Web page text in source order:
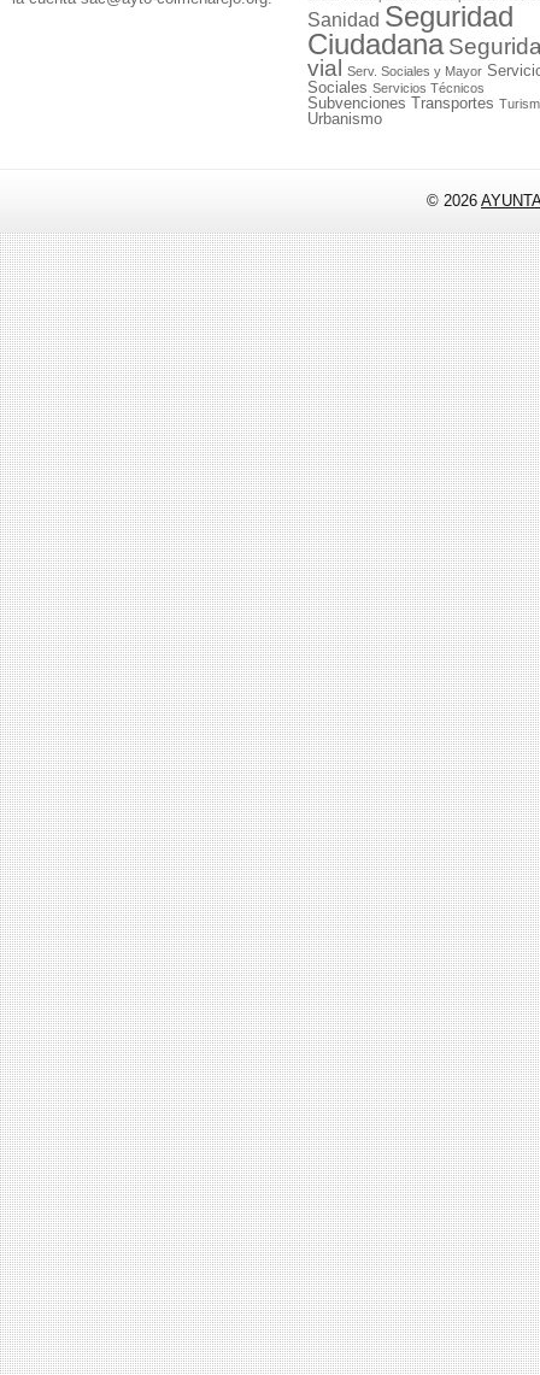
Sanidad Seguridad
Ciudadana
vial
Serv. Sociales y Mayor
Sociales Servicios Técnicos
Subvenciones Transportes
Urbanismo
© 2026